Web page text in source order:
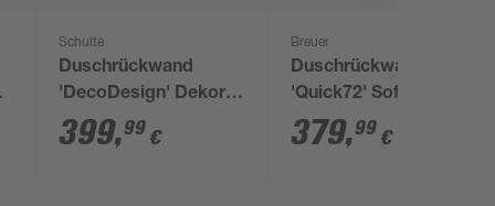
Schulte
Duschrückwand
'DecoDesign' Dekor
Putzoptik-Beige 100 x
255 cm
399,99 €
Breuer
Duschrückwand
'Quick72' Softtouch
Betonoptik grau 100 x
210 cm
379,99 €